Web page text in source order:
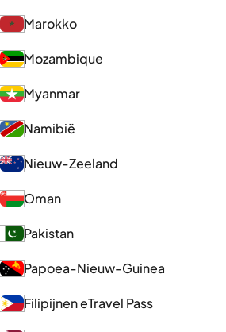
Marokko
Mozambique
Myanmar
Namibië
Nieuw-Zeeland
Oman
Pakistan
Papoea-Nieuw-Guinea
Filipijnen eTravel Pass